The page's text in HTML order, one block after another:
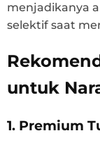
menjadikanya
selektif saat
untuk
1. Premium